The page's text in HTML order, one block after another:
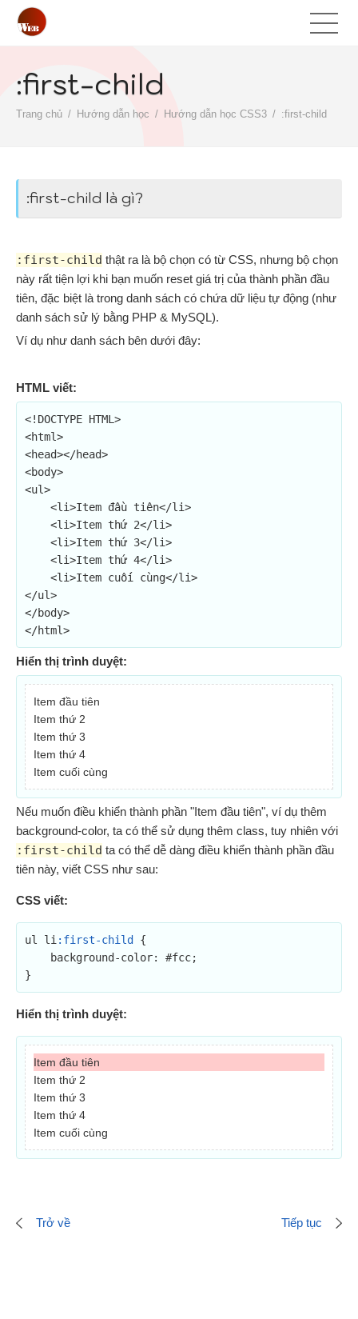
:first-child
Trang chủ Hướng dẫn học Hướng dẫn học CSS3 :first-child
:first-child là gì?
:first-child thật ra là bộ chọn có từ CSS, nhưng bộ chọn
này rất tiện lợi khi bạn muốn reset giá trị của thành phần đầu
tiên, đặc biệt là trong danh sách có chứa dữ liệu tự động (như
danh sách sử lý bằng PHP & MySQL).
Ví dụ như danh sách bên dưới đây:
HTML viết:
<!DOCTYPE HTML>
<html>
<head></head>
<body>
<ul>
</ul>
</body>
</html>
Hiển thị trình duyệt:
Item đầu tiên
Item thứ 2
Item thứ 3
Item thứ 4
Item cuối cùng
Nếu muốn điều khiển thành phần "Item đầu tiên", ví dụ thêm
background-color, ta có thể sử dụng thêm class, tuy nhiên với
:first-child ta có thể dễ dàng điều khiển thành phần đầu
tiên này, viết CSS như sau:
CSS viết:
ul li :first-child
{
}
Hiển thị trình duyệt:
Item đầu tiên
Item thứ 2
Item thứ 3
Item thứ 4
Item cuối cùng
Trở về Tiếp tục